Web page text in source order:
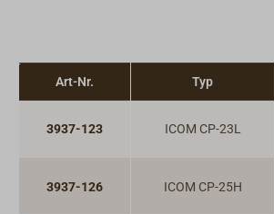
Art-Nr. Typ
3937-123 ICOM CP-23L
3937-126 ICOM CP-25H